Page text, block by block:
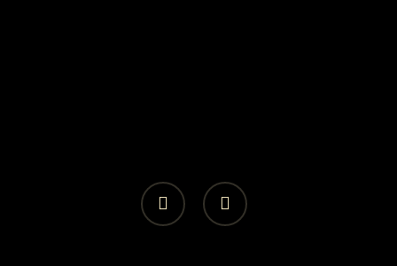
facebook instagram